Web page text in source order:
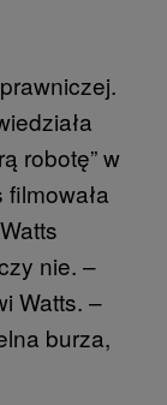
robotę” w
nie. –
Watts. –
burza,